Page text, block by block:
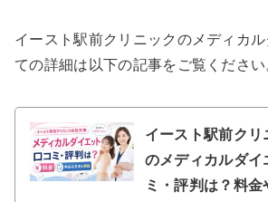
イースト駅前クリニックのメディカ
ての詳細は以下の記事をご覧ください
イースト駅前クリ
のメディカルダイ
ミ・評判は？料金